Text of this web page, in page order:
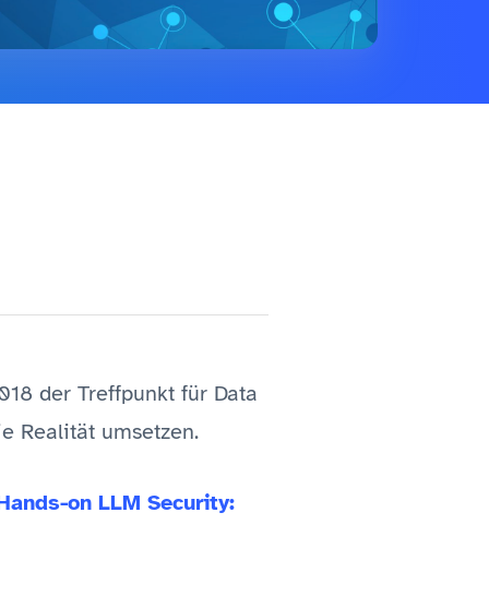
der Treffpunkt für Data
Realität umsetzen.
on LLM Security: